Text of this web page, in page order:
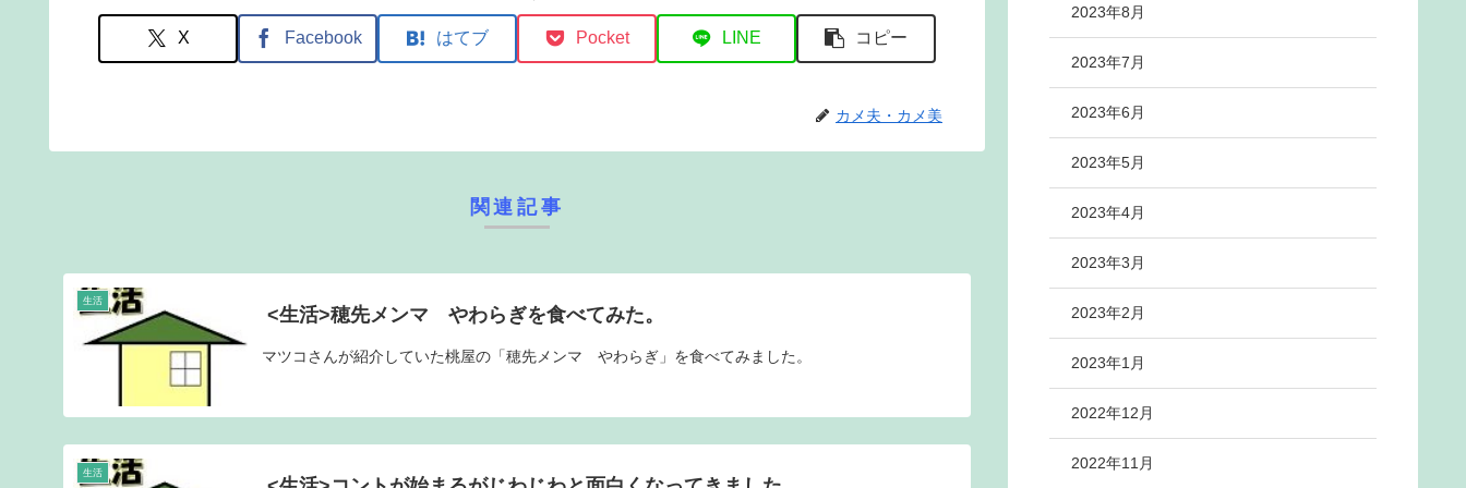
X Facebook はてブ Pocket LINE コピー
カメ夫・カメ美
関連記事
生活
<生活>穂先メンマ やわらぎを食べてみた。
マツコさんが紹介していた桃屋の「穂先メンマ やわらぎ」を食べてみました。
生活
2023年8月
2023年7月
2023年6月
2023年5月
2023年4月
2023年3月
2023年2月
2023年1月
2022年12月
2022年11月